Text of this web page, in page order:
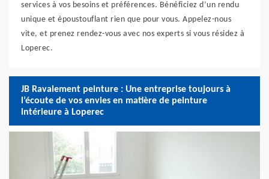
services à vos besoins et préférences. Bénéficiez d’un rendu
unique et époustouflant rien que pour vous. Appelez-nous
vite, et prenez rendez-vous avec nos experts si vous résidez à
Loperec.
JB Ravalement peinture : Une entreprise toujours à
l’écoute de vos envies en matière de peinture
intérieure à Loperec